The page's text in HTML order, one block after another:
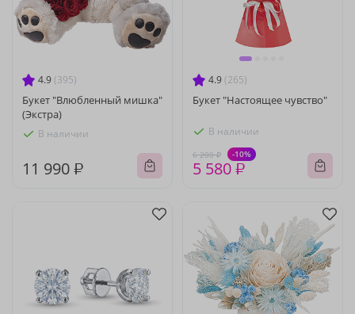
4.9 (395)
Букет "Влюбленный мишка"
(Экстра)
В наличии
11 990 ₽
4.9 (265)
Букет "Настоящее чувство"
В наличии
6 200 ₽ -10%
5 580 ₽